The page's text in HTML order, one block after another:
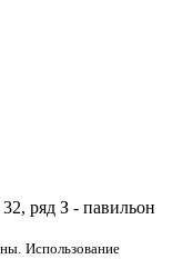
ряд З - павильон
Использование